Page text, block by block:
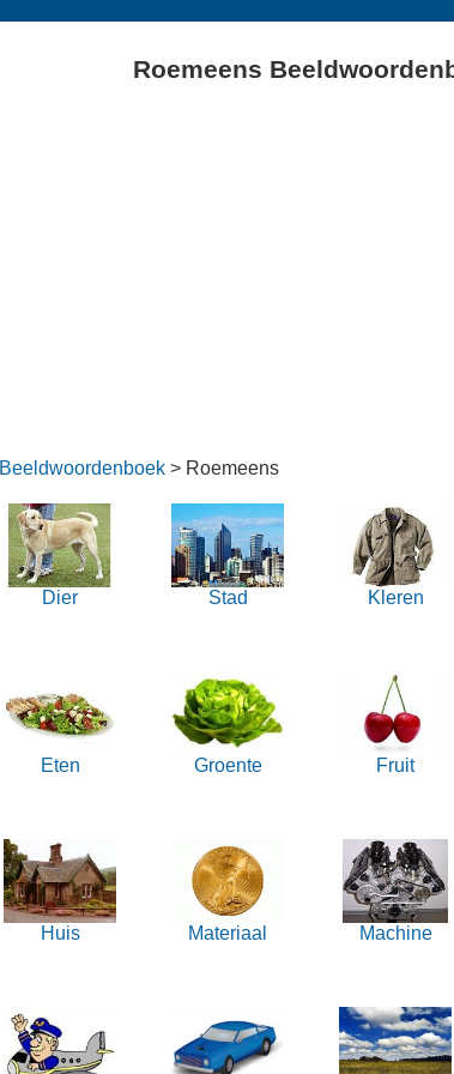
Roemeens
Beeldwoordenboek > Roemeens
Dier Stad Kleren
Eten Groente Fruit
Huis Materiaal Machine